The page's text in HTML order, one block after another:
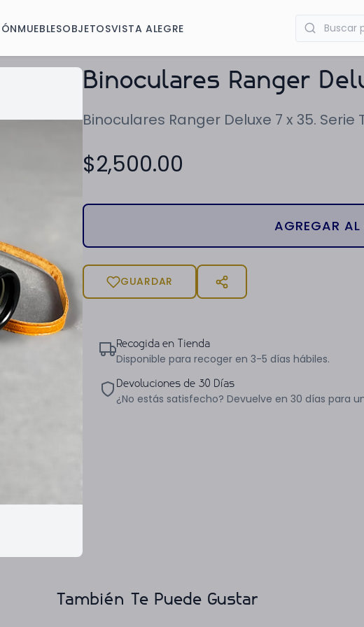
MUEBLESOBJETOSVISTA ALEGRE
Binoculares Ranger
Binoculares Ranger Deluxe 7 x 35. Serie
$2,500.00
AGREGAR
GUARDAR
Recogida en Tienda
Disponible para recoger en 3-5 días hábiles.
Devoluciones de 30 Días
¿No estás satisfecho? Devuelve en 30 días para
También Te Puede Gustar